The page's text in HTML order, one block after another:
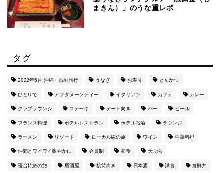
まきん）」のうな重レポ
タグ
2022年6月 沖縄・石垣旅行 うなぎ お寿司 とんかつ
ひとりで アフタヌーンティー イタリアン カフェ カレー
クラブラウンジ ステーキ デート向き バー ビール
フランス料理 ホテルレストラン ホテル宿泊 ラウンジ
ラーメン リゾート ローカル線の旅 ワイン 中華料理
仲間とワイワイ賑やかに 会員制 和食 天ぷら
寝台特急の旅 居酒屋 接待向き 日本酒 洋食 海鮮丼